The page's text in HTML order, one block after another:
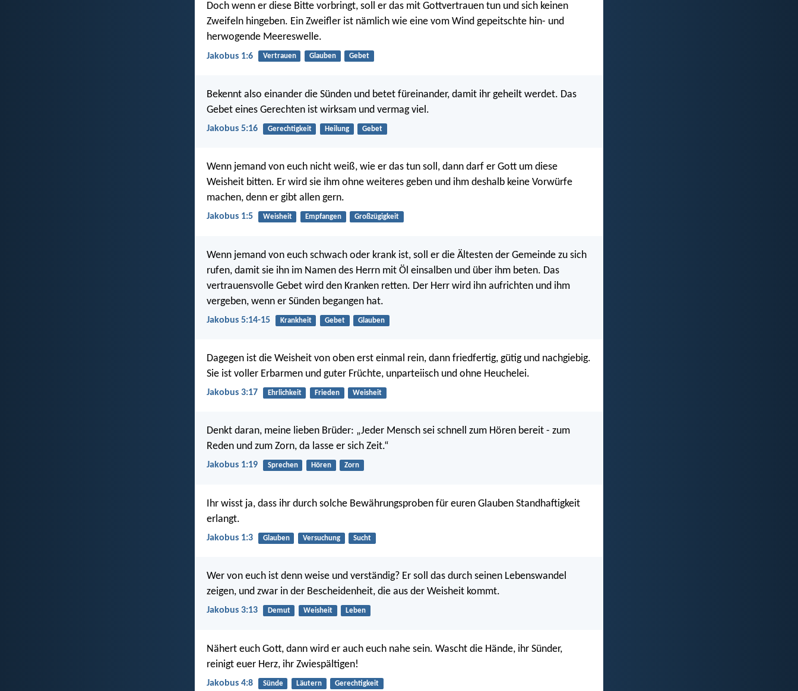
Doch wenn er diese Bitte vorbringt, soll er das mit Gottvertrauen tun und sich keinen
Zweifeln hingeben. Ein Zweifler ist nämlich wie eine vom Wind gepeitschte hin- und
herwogende Meereswelle.
Jakobus 1:6 Vertrauen Glauben Gebet
Bekennt also einander die Sünden und betet füreinander, damit ihr geheilt werdet. Das
Gebet eines Gerechten ist wirksam und vermag viel.
Jakobus 5:16 Gerechtigkeit Heilung Gebet
Wenn jemand von euch nicht weiß, wie er das tun soll, dann darf er Gott um diese
Weisheit bitten. Er wird sie ihm ohne weiteres geben und ihm deshalb keine Vorwürfe
machen, denn er gibt allen gern.
Jakobus 1:5 Weisheit Empfangen Großzügigkeit
Wenn jemand von euch schwach oder krank ist, soll er die Ältesten der Gemeinde zu sich
rufen, damit sie ihn im Namen des Herrn mit Öl einsalben und über ihm beten. Das
vertrauensvolle Gebet wird den Kranken retten. Der Herr wird ihn aufrichten und ihm
vergeben, wenn er Sünden begangen hat.
Jakobus 5:14-15 Krankheit Gebet Glauben
Dagegen ist die Weisheit von oben erst einmal rein, dann friedfertig, gütig und nachgiebig.
Sie ist voller Erbarmen und guter Früchte, unparteiisch und ohne Heuchelei.
Jakobus 3:17 Ehrlichkeit Frieden Weisheit
Denkt daran, meine lieben Brüder: „Jeder Mensch sei schnell zum Hören bereit - zum
Reden und zum Zorn, da lasse er sich Zeit.“
Jakobus 1:19 Sprechen Hören Zorn
Ihr wisst ja, dass ihr durch solche Bewährungsproben für euren Glauben Standhaftigkeit
erlangt.
Jakobus 1:3 Glauben Versuchung Sucht
Wer von euch ist denn weise und verständig? Er soll das durch seinen Lebenswandel
zeigen, und zwar in der Bescheidenheit, die aus der Weisheit kommt.
Jakobus 3:13 Demut Weisheit Leben
Nähert euch Gott, dann wird er auch euch nahe sein. Wascht die Hände, ihr Sünder,
reinigt euer Herz, ihr Zwiespältigen!
Jakobus 4:8 Sünde Läutern Gerechtigkeit